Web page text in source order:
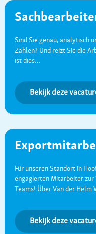
Sind Sie genau, analytisch
Zahlen? Und reizt Sie die
ist dies…
Bekijk deze
Für unseren Standort in
engagierten Mitarbeiter zur
Teams! Über Van der Helm
Bekijk deze